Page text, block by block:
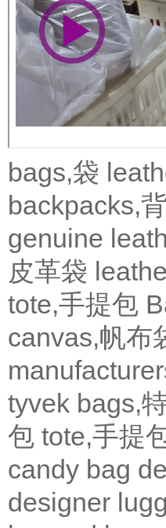
bags,袋
backpacks,
genuine
皮革袋
tote,手提包
canvas,帆布
tyvek bags,
包 tote,手提
candy bag
designer